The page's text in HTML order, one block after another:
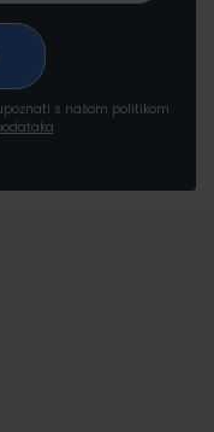
s našom politikom